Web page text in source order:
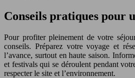
Conseils pratiques pour
Pour profiter pleinement de votre
conseils. Préparez votre voyage et
l’avance, surtout en haute saison.
et festivals qui se déroulent pendant
respecter le site et l’environnement.